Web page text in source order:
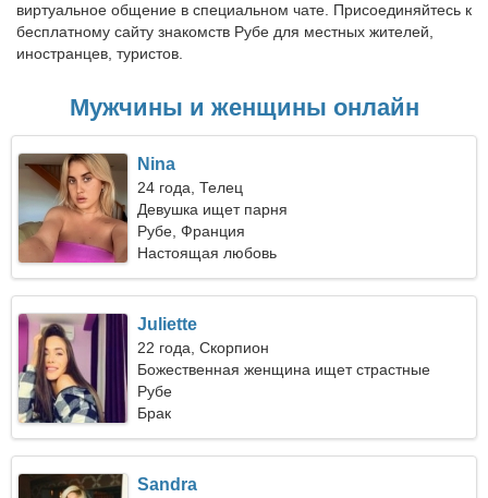
виртуальное общение в специальном чате. Присоединяйтесь к
бесплатному сайту знакомств Рубе для местных жителей,
иностранцев, туристов.
Мужчины и женщины онлайн
Nina
24 года, Телец
Девушка ищет парня
Рубе, Франция
Настоящая любовь
Juliette
22 года, Скорпион
Божественная женщина ищет страстные
отношения
Рубе
Брак
Sandra